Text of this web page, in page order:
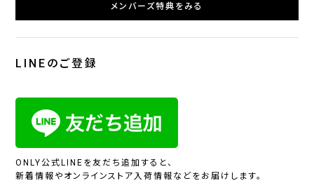
メンバーズ特典をみる
LINEのご登録
ONLY公式LINEを友だち追加すると、
新着情報やオンラインストア入荷情報などをお届けします。